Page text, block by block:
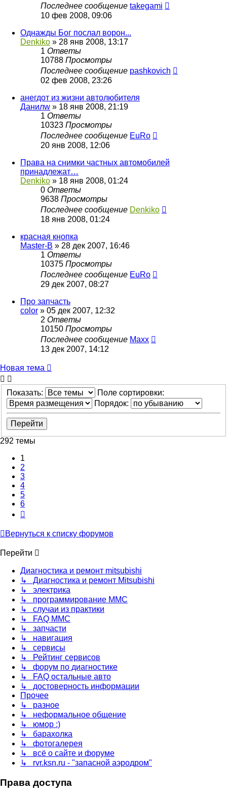
Последнее сообщение takegami
10 фев 2008, 09:06
Однажды Бог послал ворон...
Denkiko » 28 янв 2008, 13:17
1 Ответы
10788 Просмотры
Последнее сообщение pashkovich
02 фев 2008, 23:26
анегдот из жизни автолюбителя
Данилw » 18 янв 2008, 21:19
1 Ответы
10323 Просмотры
Последнее сообщение EuRo
20 янв 2008, 12:06
Права на снимки частных автомобилей
принадлежат…
Denkiko » 18 янв 2008, 01:24
0 Ответы
9638 Просмотры
Последнее сообщение Denkiko
18 янв 2008, 01:24
красная кнопка
Master-B » 28 дек 2007, 16:46
1 Ответы
10375 Просмотры
Последнее сообщение EuRo
29 дек 2007, 08:27
Про запчасть
color » 05 дек 2007, 12:32
2 Ответы
10150 Просмотры
Последнее сообщение Maxx
13 дек 2007, 14:12
Новая тема
Показать:
Поле сортировки:
Порядок:
292 темы
1
2
3
4
5
6
Вернуться к списку форумов
Перейти
Диагностика и ремонт mitsubishi
↳ Диагностика и ремонт Mitsubishi
↳ электрика
↳ программирование MMC
↳ случаи из практики
↳ FAQ MMC
↳ запчасти
↳ навигация
↳ сервисы
↳ Рейтинг сервисов
↳ форум по диагностике
↳ FAQ остальные авто
↳ достоверность информации
Прочее
↳ разное
↳ неформальное общение
↳ юмор :)
↳ барахолка
↳ фотогалерея
↳ всё о сайте и форуме
↳ rvr.ksn.ru - "запасной аэродром"
Права доступа